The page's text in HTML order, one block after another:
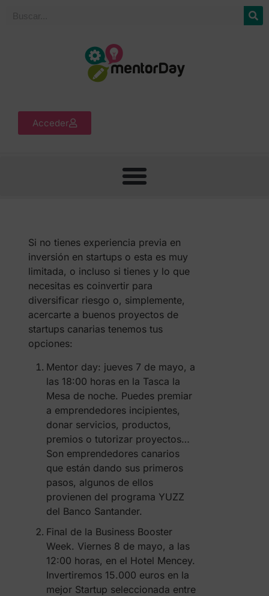
Acceder
Si no tienes experiencia previa en
inversión en startups o esta es muy
limitada, o incluso si tienes y lo que
necesitas es coinvertir para
diversificar riesgo o, simplemente,
acercarte a buenos proyectos de
startups canarias tenemos tus
opciones:
Mentor day: jueves 7 de mayo, a
las 18:00 horas en la Tasca la
Mesa de noche. Puedes premiar
a emprendedores incipientes,
donar servicios, productos,
premios o tutorizar proyectos…
Son emprendedores canarios
que están dando sus primeros
pasos, algunos de ellos
provienen del programa YUZZ
del Banco Santander.
Final de la Business Booster
Week. Viernes 8 de mayo, a las
12:00 horas, en el Hotel Mencey.
Invertiremos 15.000 euros en la
mejor Startup seleccionada entre